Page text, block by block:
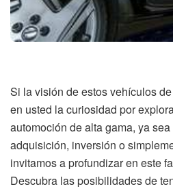
Si la visión de estos vehículos
en usted la curiosidad por
automoción de alta gama, ya
adquisición, inversión o
invitamos a profundizar en este
Descubra las posibilidades de